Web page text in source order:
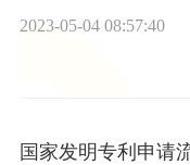
2023-05-04 08:57:40
国家发明专利申请